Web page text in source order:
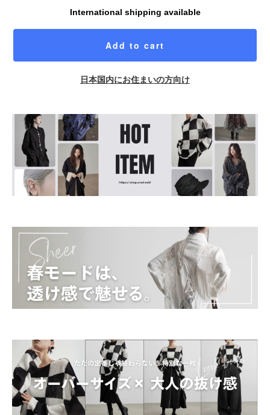
International shipping available
Add to cart
日本国内にお住まいの方向け